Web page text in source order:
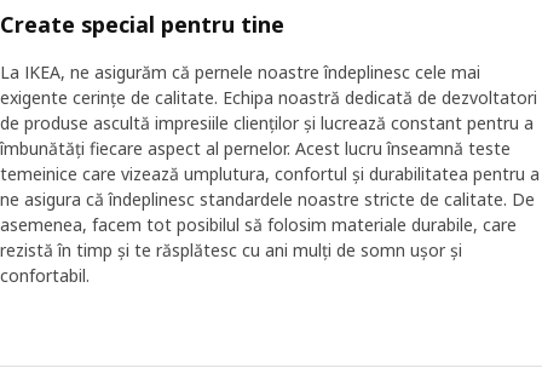
Create special pentru tine
La IKEA, ne asigurăm că pernele noastre îndeplinesc cele mai
exigente cerințe de calitate. Echipa noastră dedicată de dezvoltatori
de produse ascultă impresiile clienților și lucrează constant pentru a
îmbunătăți fiecare aspect al pernelor. Acest lucru înseamnă teste
temeinice care vizează umplutura, confortul și durabilitatea pentru a
ne asigura că îndeplinesc standardele noastre stricte de calitate. De
asemenea, facem tot posibilul să folosim materiale durabile, care
rezistă în timp și te răsplătesc cu ani mulți de somn ușor și
confortabil.